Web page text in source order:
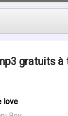
gratuits
love